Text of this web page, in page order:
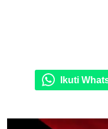
Ikuti